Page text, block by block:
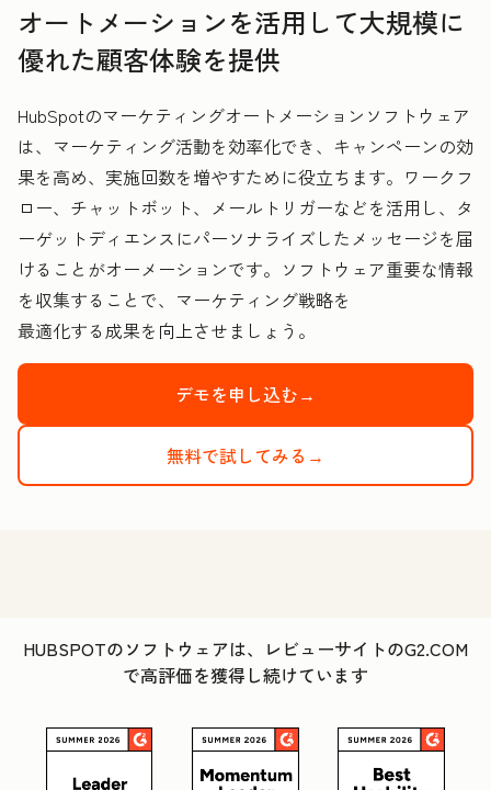
オートメーションを活用して大規模に
優れた顧客体験を提供
HubSpotのマーケティングオートメーションソフトウェア
は、マーケティング活動を効率化でき、キャンペーンの効
果を高め、実施回数を増やすために役立ちます。ワークフ
ロー、チャットボット、メールトリガーなどを活用し、タ
ーゲットディエンスにパーソナライズしたメッセージを届
けることがオーメーションです。ソフトウェア重要な情報
を収集することで、マーケティング戦略を
最適化する成果を向上させましょう。
デモを申し込む→
無料で試してみる→
HUBSPOTのソフトウェアは、レビューサイトのG2.COM
で高評価を獲得し続けています